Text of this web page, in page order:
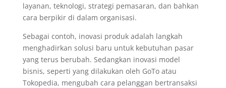
layanan, teknologi, strategi pemasaran, dan bahkan
cara berpikir di dalam organisasi.
Sebagai contoh, inovasi produk adalah langkah
menghadirkan solusi baru untuk kebutuhan pasar
yang terus berubah. Sedangkan inovasi model
bisnis, seperti yang dilakukan oleh GoTo atau
Tokopedia, mengubah cara pelanggan bertransaksi